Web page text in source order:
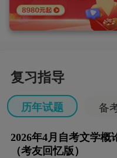
复习指导
历年试题 备
2026年4月自考文学
（考友回忆版）